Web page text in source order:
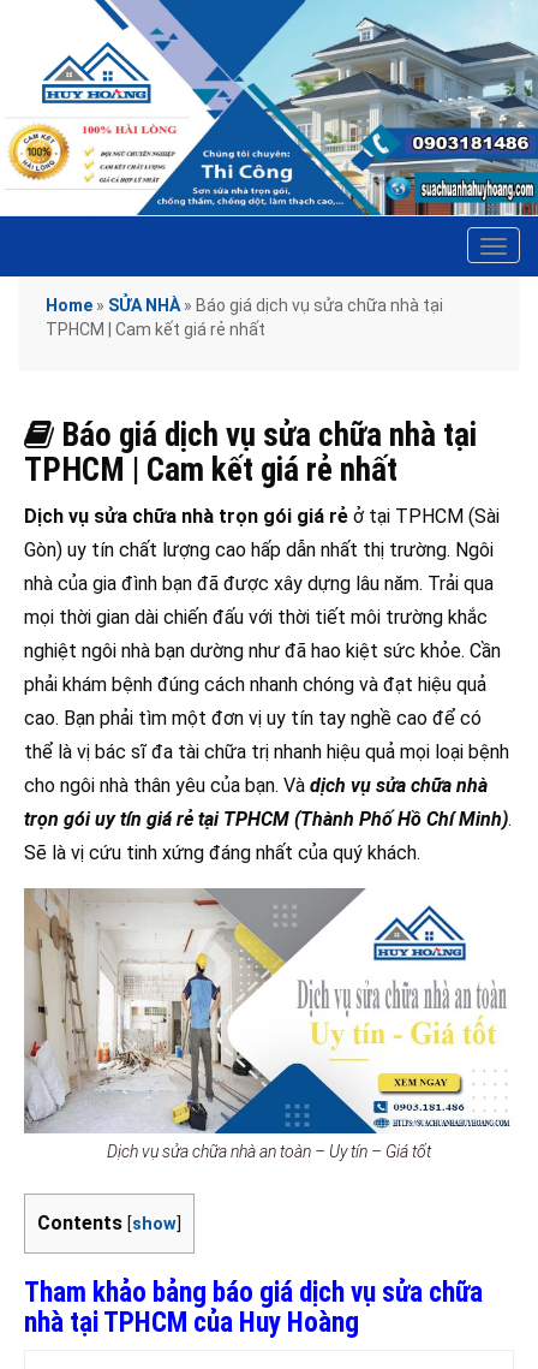
Home » SỬA NHÀ » Báo giá dịch vụ sửa chữa nhà tại
TPHCM | Cam kết giá rẻ nhất
Báo giá dịch vụ sửa chữa nhà tại
TPHCM | Cam kết giá rẻ nhất
Dịch vụ sửa chữa nhà trọn gói giá rẻ ở tại TPHCM (Sài
Gòn) uy tín chất lượng cao hấp dẫn nhất thị trường. Ngôi
nhà của gia đình bạn đã được xây dựng lâu năm. Trải qua
mọi thời gian dài chiến đấu với thời tiết môi trường khắc
nghiệt ngôi nhà bạn dường như đã hao kiệt sức khỏe. Cần
phải khám bệnh đúng cách nhanh chóng và đạt hiệu quả
cao. Bạn phải tìm một đơn vị uy tín tay nghề cao để có
thể là vị bác sĩ đa tài chữa trị nhanh hiệu quả mọi loại bệnh
cho ngôi nhà thân yêu của bạn. Và dịch vụ sửa chữa nhà
trọn gói uy tín giá rẻ tại TPHCM (Thành Phố Hồ Chí Minh).
Sẽ là vị cứu tinh xứng đáng nhất của quý khách.
Dịch vụ sửa chữa nhà an toàn – Uy tín – Giá tốt
Contents [show]
Tham khảo bảng báo giá dịch vụ sửa chữa
nhà tại TPHCM của Huy Hoàng